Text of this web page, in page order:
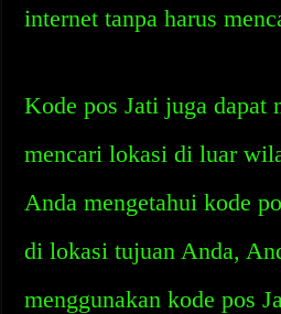
internet tanpa harus
Kode pos Jati juga dapat
mencari lokasi di luar
Anda mengetahui kode
di lokasi tujuan Anda,
menggunakan kode pos